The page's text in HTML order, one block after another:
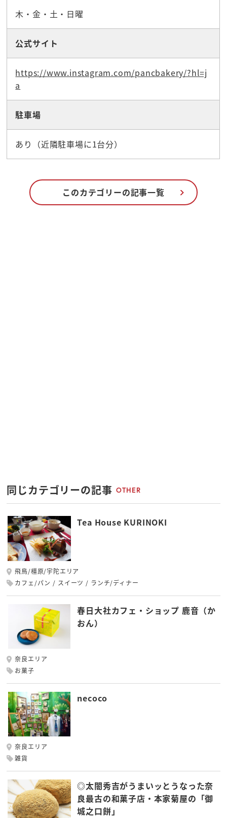
木・金・土・日曜
公式サイト
https://www.instagram.com/pancbakery/?hl=j
a
駐車場
あり（近隣駐車場に1台分）
このカテゴリーの記事一覧
同じカテゴリーの記事 OTHER
Tea House KURINOKI
飛鳥/橿原/宇陀エリア
カフェ/パン
スイーツ ランチ/ディナー
春日大社カフェ・ショップ 鹿音（か
おん）
奈良エリア
お菓子
necoco
奈良エリア
雑貨
◎太閤秀吉がうまいッとうなった奈
良最古の和菓子店・本家菊屋の「御
城之口餅」